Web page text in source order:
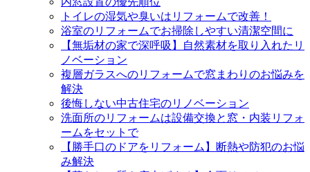
トイレの湿気や臭いはリフォームで改善！
浴室のリフォームでお掃除しやすい清潔空間に
【無垢材の家で深呼吸】自然素材を取り入れたリ
ノベーション
複層ガラスへのリフォームで窓まわりのお悩みを
解決
後悔しない中古住宅のリノベーション
洗面所のリフォームは設備交換と窓・内装リフォ
ームをセットで
【勝手口のドアをリフォーム】断熱や防犯のお悩
み解決